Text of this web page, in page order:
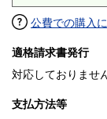
公費での購入
適格請求書発行
対応しておりませ
支払方法等